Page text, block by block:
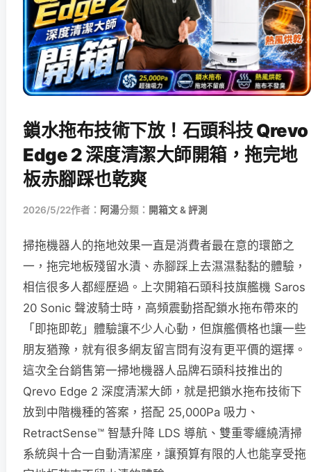
鎖水拖布技術下放！石頭科技 Qrevo
Edge 2 深度清潔大師開箱，拖完地
板赤腳踩也乾爽
2026/5/22作者： 阿湯分類： 開箱文 & 評測
掃拖機器人的拖地效果一直是消費者最在意的環節之
一，拖完地板殘留水漬、赤腳踩上去濕濕黏黏的體驗，
相信很多人都經歷過。上次開箱石頭科技旗艦機 Saros
20 Sonic 聲波騎士時，高頻震動搭配鎖水拖布帶來的
「即拖即乾」體驗讓不少人心動，但旗艦價格也讓一些
朋友猶豫，就有很多網友留言問有沒有更平價的選擇。
這次全台銷售第一掃地機器人品牌石頭科技推出的
Qrevo Edge 2 深度清潔大師，就是把鎖水拖布技術下
放到中階機種的答案，搭配 25,000Pa 吸力、
RetractSense™ 智慧升降 LDS 導航、雙重零纏繞清掃
系統與十合一自動清潔座，讓預算有限的人也能享受拖